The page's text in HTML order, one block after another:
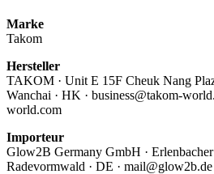
Marke
Takom
Hersteller
TAKOM · Unit E 15F Cheuk Nang
Wanchai · HK · business@takom-
world.com
Importeur
Glow2B Germany GmbH · Erlenbacher
Radevormwald · DE ·